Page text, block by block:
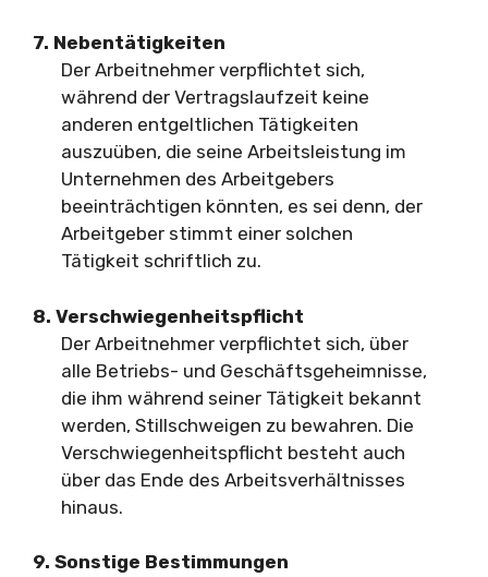
7. Nebentätigkeiten
Der Arbeitnehmer verpflichtet sich,
während der Vertragslaufzeit keine
anderen entgeltlichen Tätigkeiten
auszuüben, die seine Arbeitsleistung im
Unternehmen des Arbeitgebers
beeinträchtigen könnten, es sei denn, der
Arbeitgeber stimmt einer solchen
Tätigkeit schriftlich zu.
8. Verschwiegenheitspflicht
Der Arbeitnehmer verpflichtet sich, über
alle Betriebs- und Geschäftsgeheimnisse,
die ihm während seiner Tätigkeit bekannt
werden, Stillschweigen zu bewahren. Die
Verschwiegenheitspflicht besteht auch
über das Ende des Arbeitsverhältnisses
hinaus.
9. Sonstige Bestimmungen